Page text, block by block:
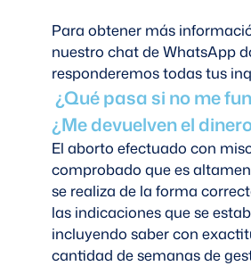
Para obtener más
nuestro chat de WhatsApp
responderemos todas tus
¿Qué pasa si no me
¿Me devuelven el
El aborto efectuado con
comprobado que es
se realiza de la forma
las indicaciones que se
incluyendo saber con
cantidad de semanas de